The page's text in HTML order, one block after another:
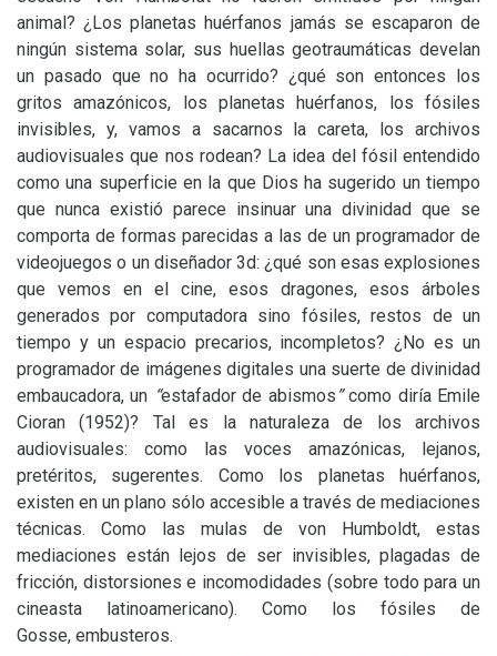
animal? ¿Los planetas huérfanos jamás se escaparon de
ningún sistema solar, sus huellas geotraumáticas develan
un pasado que no ha ocurrido? ¿qué son entonces los
gritos amazónicos, los planetas huérfanos, los fósiles
invisibles, y, vamos a sacarnos la careta, los archivos
audiovisuales que nos rodean? La idea del fósil entendido
como una superficie en la que Dios ha sugerido un tiempo
que nunca existió parece insinuar una divinidad que se
comporta de formas parecidas a las de un programador de
videojuegos o un diseñador 3d: ¿qué son esas explosiones
que vemos en el cine, esos dragones, esos árboles
generados por computadora sino fósiles, restos de un
tiempo y un espacio precarios, incompletos? ¿No es un
programador de imágenes digitales una suerte de divinidad
embaucadora, un “estafador de abismos ”como diría Emile
Cioran (1952)? Tal es la naturaleza de los archivos
audiovisuales: como las voces amazónicas, lejanos,
pretéritos, sugerentes. Como los planetas huérfanos,
existen en un plano sólo accesible a través de mediaciones
técnicas. Como las mulas de von Humboldt, estas
mediaciones están lejos de ser invisibles, plagadas de
fricción, distorsiones e incomodidades (sobre todo para un
cineasta latinoamericano). Como los fósiles de
Gosse, embusteros.